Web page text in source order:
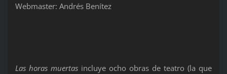
Webmaster: Andrés Benítez
Las horas muertasincluye ocho obras de teatro (la que